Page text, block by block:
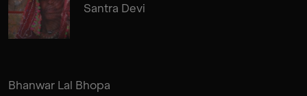
Santra Devi
Bhanwar Lal Bhopa